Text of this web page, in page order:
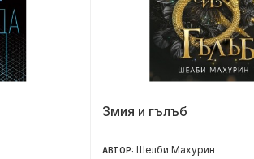
Змия и гълъб
АВТОР: Шелби Махурин